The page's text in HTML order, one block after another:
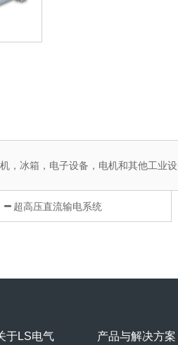
，冰箱，电子设备，电机和其他工业
超高压直流输电系统
于LS电气 产品与解决方案